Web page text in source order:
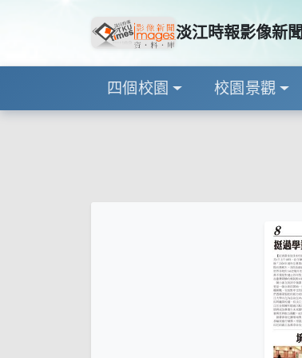
淡江時報影像新聞
四個校園 校園景觀